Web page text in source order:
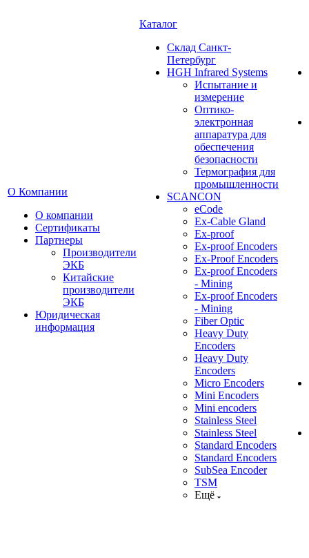
О Компании
О компании
Сертификаты
Партнеры
Производители
ЭКБ
Китайские
производители
ЭКБ
Юридическая
информация
Каталог
Cклад Санкт-
Петербург
HGH Infrared Systems
Испытание и
измерение
Оптико-
электронная
аппаратура для
обеспечения
безопасности
Термография для
промышленности
SCANCON
eCode
Ex-Cable Gland
Ex-proof
Ex-proof Encoders
Ex-Proof Encoders
Ex-proof Encoders
- Mining
Ex-proof Encoders
- Mining
Fiber Optic
Heavy Duty
Encoders
Heavy Duty
Encoders
Micro Encoders
Mini Encoders
Mini encoders
Stainless Steel
Stainless Steel
Standard Encoders
Standard Encoders
SubSea Encoder
TSM
Ещё